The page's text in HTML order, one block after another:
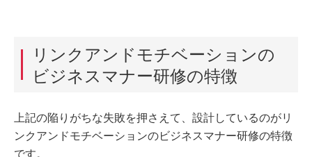
リンクアンドモチベーションの
ビジネスマナー研修の特徴
上記の陥りがちな失敗を押さえて、設計しているのがリ
ンクアンドモチベーションのビジネスマナー研修の特徴
です。